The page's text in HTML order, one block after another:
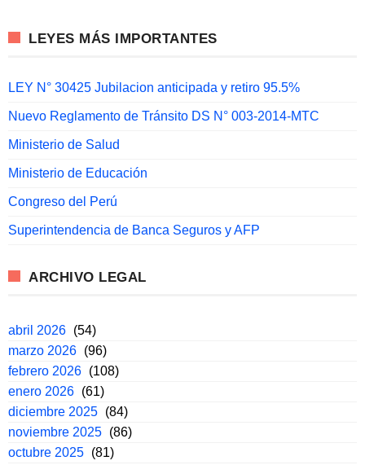
LEYES MÁS IMPORTANTES
LEY N° 30425 Jubilacion anticipada y retiro 95.5%
Nuevo Reglamento de Tránsito DS N° 003-2014-MTC
Ministerio de Salud
Ministerio de Educación
Congreso del Perú
Superintendencia de Banca Seguros y AFP
ARCHIVO LEGAL
abril 2026 (54)
marzo 2026 (96)
febrero 2026 (108)
enero 2026 (61)
diciembre 2025 (84)
noviembre 2025 (86)
octubre 2025 (81)